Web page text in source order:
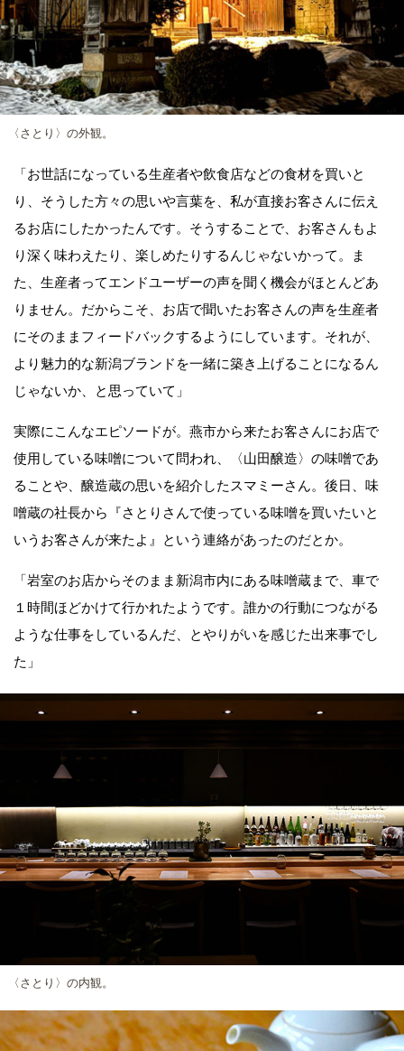
〈さとり〉の外観。
「お世話になっている生産者や飲食店などの食材を買いと
り、そうした方々の思いや言葉を、私が直接お客さんに伝え
るお店にしたかったんです。そうすることで、お客さんもよ
り深く味わえたり、楽しめたりするんじゃないかって。ま
た、生産者ってエンドユーザーの声を聞く機会がほとんどあ
りません。だからこそ、お店で聞いたお客さんの声を生産者
にそのままフィードバックするようにしています。それが、
より魅力的な新潟ブランドを一緒に築き上げることになるん
じゃないか、と思っていて」
実際にこんなエピソードが。燕市から来たお客さんにお店で
使用している味噌について問われ、〈山田醸造〉の味噌であ
ることや、醸造蔵の思いを紹介したスマミーさん。後日、味
噌蔵の社長から『さとりさんで使っている味噌を買いたいと
いうお客さんが来たよ』という連絡があったのだとか。
「岩室のお店からそのまま新潟市内にある味噌蔵まで、車で
１時間ほどかけて行かれたようです。誰かの行動につながる
ような仕事をしているんだ、とやりがいを感じた出来事でし
た」
〈さとり〉の内観。